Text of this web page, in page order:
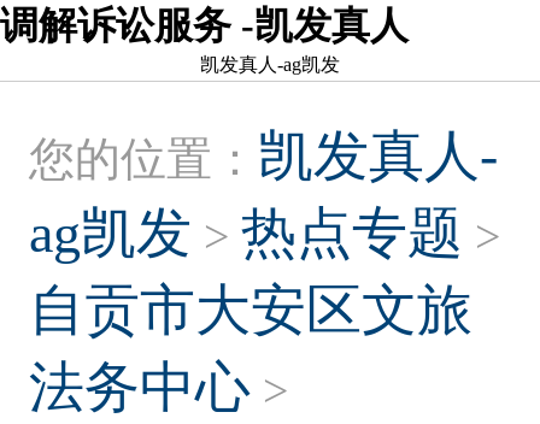
调解诉讼服务 -凯发真人
凯发真人-ag凯发
您的位置： 凯发真人-
ag凯发 >热点专题 >
自贡市大安区文旅
法务中心 >